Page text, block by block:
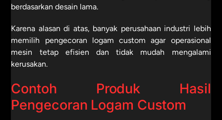
berdasarkan desain lama.
Karena alasan di atas, banyak perusahaan industri lebih
memilih pengecoran logam custom agar operasional
mesin tetap efisien dan tidak mudah mengalami
kerusakan.
Contoh Produk Hasil
Pengecoran Logam Custom